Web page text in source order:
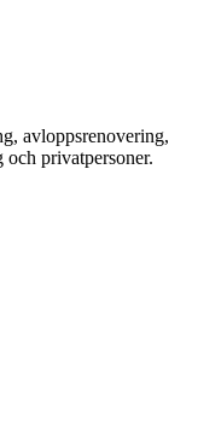
avloppsrenovering,
privatpersoner.